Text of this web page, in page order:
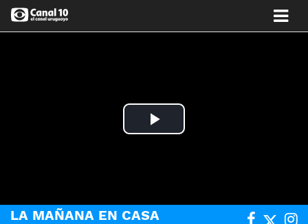
Play
LA MAÑANA EN CASA